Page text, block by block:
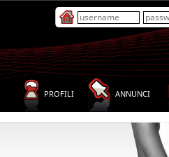
PROFILI ANNUNCI